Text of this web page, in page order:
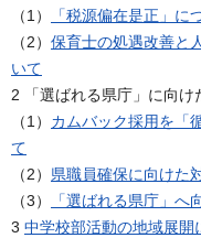
（1）
「税源偏在是正」に
（2） 保育士の処遇改善と
いて
2 「選ばれる県庁」に向け
（1） カムバック採用を「
て
（2） 県職員確保に向けた
（3）
「選ばれる県庁」へ
3 中学校部活動の地域展開